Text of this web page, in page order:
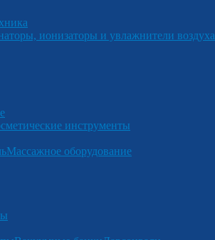
ионизаторы и увлажнители воздуха
инструменты
Массажное оборудование